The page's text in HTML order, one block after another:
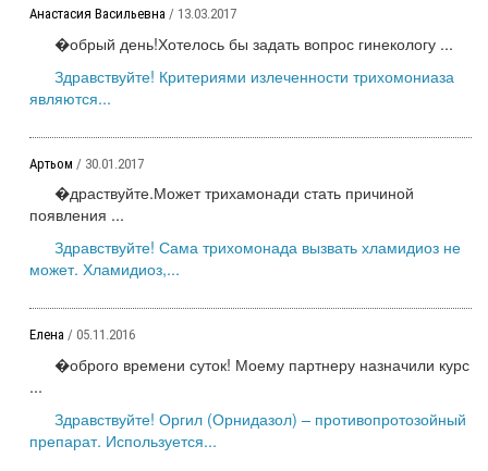
Анастасия Васильевна / 13.03.2017
�обрый день!Хотелось бы задать вопрос гинекологу ...
Здравствуйте! Критериями излеченности трихомониаза
являются...
Артьом / 30.01.2017
�драствуйте.Может трихамонади стать причиной
появления ...
Здравствуйте! Сама трихомонада вызвать хламидиоз не
может. Хламидиоз,...
Елена / 05.11.2016
�оброго времени суток! Моему партнеру назначили курс
...
Здравствуйте! Оргил (Орнидазол) – противопротозойный
препарат. Используется...